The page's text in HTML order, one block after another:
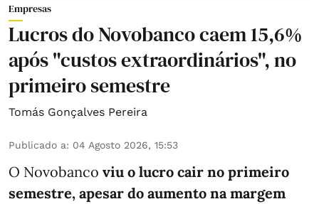
Empresas
Lucros do Novobanco caem 15,6%
após "custos extraordinários", no
primeiro semestre
Tomás Gonçalves Pereira
Publicado a: 04 Agosto 2026, 15:53
O Novobanco viu o lucro cair no primeiro
semestre, apesar do aumento na margem